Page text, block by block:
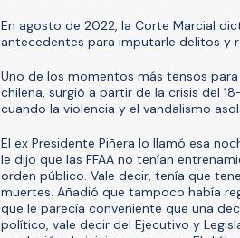
En agosto de 2022, la Corte Marcial
antecedentes para imputarle delitos y
Uno de los momentos más tensos
chilena, surgió a partir de la crisis del
cuando la violencia y el vandalismo
El ex Presidente Piñera lo llamó esa
le dijo que las FFAA no tenían
orden público. Vale decir, tenía que
muertes. Añadió que tampoco había
que le parecía conveniente que una
político, vale decir del Ejecutivo y